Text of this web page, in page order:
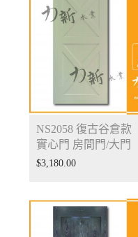
NS2058 復古谷倉款
實心門 房間門/大門
$3,180.00